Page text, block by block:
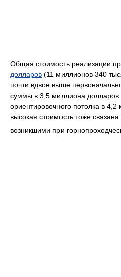
Общая стоимость реализации
долларов (11 миллионов 340
почти вдвое выше
суммы в 3,5 миллиона долларов
ориентировочного потолка в
высокая стоимость тоже
возникшими при